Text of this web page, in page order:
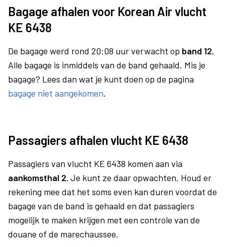
Bagage afhalen voor Korean Air vlucht
KE 6438
De bagage werd rond 20:08 uur verwacht op band 12.
Alle bagage is inmiddels van de band gehaald. Mis je
bagage? Lees dan wat je kunt doen op de pagina
bagage niet aangekomen.
Passagiers afhalen vlucht KE 6438
Passagiers van vlucht KE 6438 komen aan via
aankomsthal 2. Je kunt ze daar opwachten. Houd er
rekening mee dat het soms even kan duren voordat de
bagage van de band is gehaald en dat passagiers
mogelijk te maken krijgen met een controle van de
douane of de marechaussee.